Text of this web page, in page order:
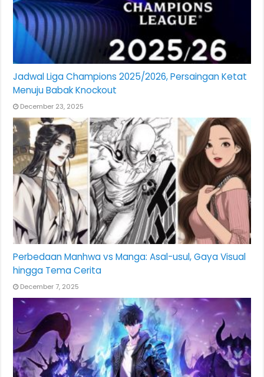
Jadwal Liga Champions 2025/2026, Persaingan Ketat
Menuju Babak Knockout
December 23, 2025
Perbedaan Manhwa vs Manga: Asal-usul, Gaya Visual
hingga Tema Cerita
December 7, 2025